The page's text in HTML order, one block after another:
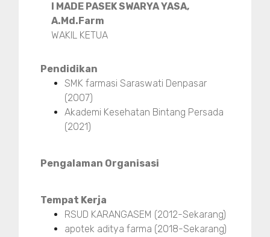
I MADE PASEK SWARYA YASA,
A.Md.Farm
WAKIL KETUA
Pendidikan
SMK farmasi Saraswati Denpasar
(2007)
Akademi Kesehatan Bintang Persada
(2021)
Pengalaman Organisasi
Tempat Kerja
RSUD KARANGASEM (2012-Sekarang)
apotek aditya farma (2018-Sekarang)